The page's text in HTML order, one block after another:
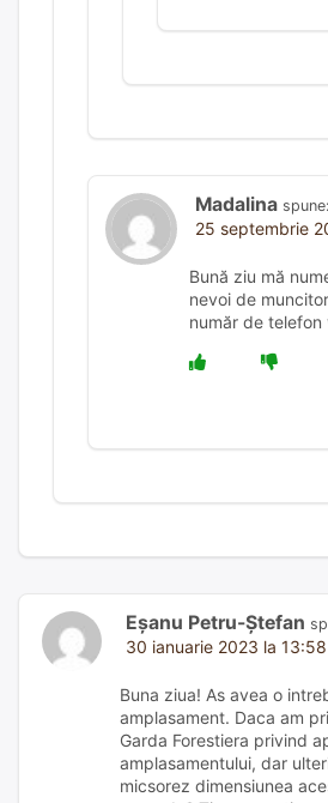
Madalina spune:
25 septembrie
Bună ziu mă
nevoi de
număr de telefon
Eșanu Petru-Ștefan
30 ianuarie 2023 la 13:58
Buna ziua! As avea o
amplasament. Daca am
Garda Forestiera privind
amplasamentului, dar
micsorez dimensiunea